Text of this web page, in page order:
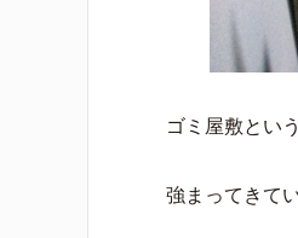
ゴミ屋敷とい
強まってきて